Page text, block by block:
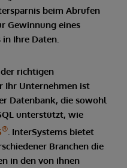
beim Abrufen
Gewinnung eines
Ihre Daten.
richtigen
Ihr Unternehmen ist
Datenbank, die sowohl
unterstützt, wie
®. InterSystems bietet
Branchen die
in den von ihnen